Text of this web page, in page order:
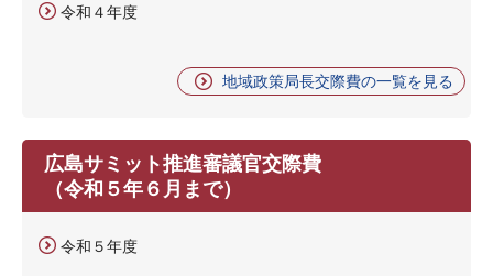
令和４年度
地域政策局長交際費の一覧を見る
広島サミット推進審議官交際費
（令和５年６月まで）
令和５年度